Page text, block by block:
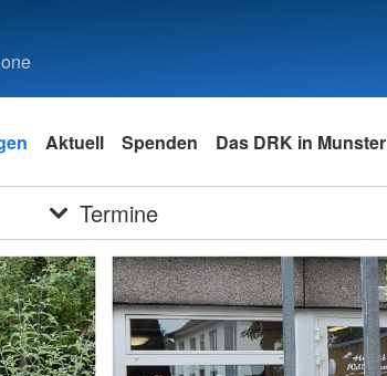
Aktuell Spenden Das DRK in Munster
Termine